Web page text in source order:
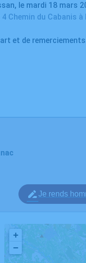
le mardi 18 mars
Chemin du Cabanis
et de
Je rends
+
−